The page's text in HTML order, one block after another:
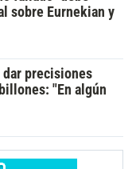
sobre Eurnekian y
dar precisiones
"En algún